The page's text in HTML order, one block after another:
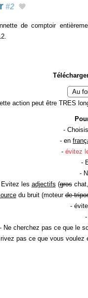
#2
de comptoir
action peut être TRES
-
- en
- évitez
-
-
les adjectifs (gros
du bruit (moteurde
-
- Ne cherchez pas ce que le
pas ce que vous voulez